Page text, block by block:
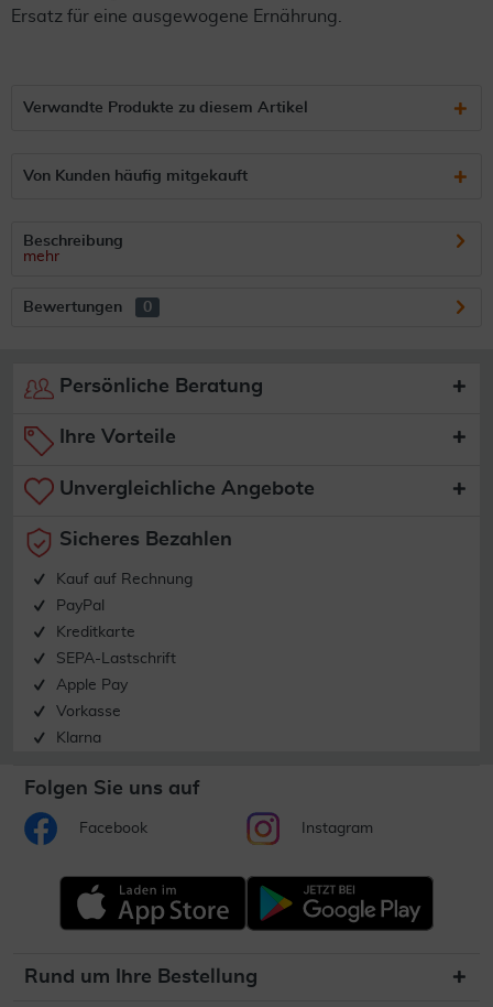
Ersatz für eine ausgewogene Ernährung.
Verwandte Produkte zu diesem Artikel
Von Kunden häufig mitgekauft
Beschreibung
mehr
Bewertungen 0
Persönliche Beratung
Ihre Vorteile
Unvergleichliche Angebote
Sicheres Bezahlen
Kauf auf Rechnung
PayPal
Kreditkarte
SEPA-Lastschrift
Apple Pay
Vorkasse
Klarna
Folgen Sie uns auf
Facebook Instagram
Rund um Ihre Bestellung